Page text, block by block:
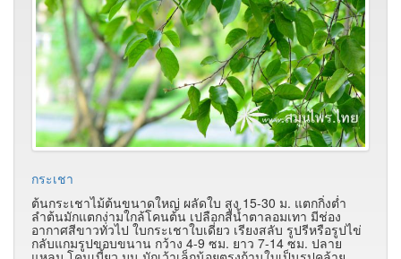
กระเชา
ต้นกระเชาไม้ต้นขนาดใหญ่ ผลัดใบ สูง 15-30 ม. แตกกิ่งต่ำ
ลำต้นมักแตกง่ามใกล้โคนต้น เปลือกสีน้ำตาลอมเทา มีช่อง
อากาศสีขาวทั่วไป ใบกระเชาใบเดี่ยว เรียงสลับ รูปรีหรือรูปไข่
กลับแกมรูปขอบขนาน กว้าง 4-9 ซม. ยาว 7-14 ซม. ปลาย